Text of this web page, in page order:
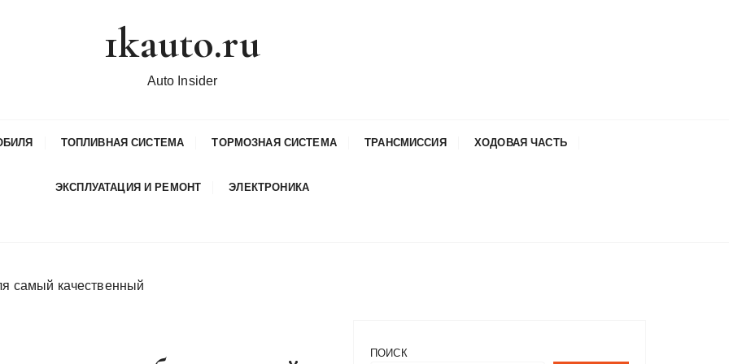
1kauto.ru
Auto Insider
ТОПЛИВНАЯ СИСТЕМА ТОРМОЗНАЯ СИСТЕМА ТРАНСМИССИЯ ХОДОВАЯ ЧАСТЬ
ЭКСПЛУАТАЦИЯ И РЕМОНТ ЭЛЕКТРОНИКА
самый качественный
ПОИСК